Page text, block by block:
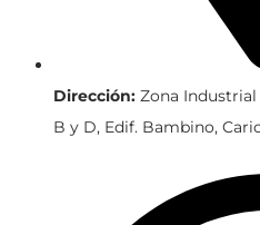
Dirección: Zona Industrial
B y D, Edif. Bambino,